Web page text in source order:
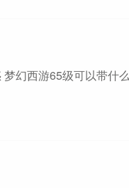
幻西游65级可以带什